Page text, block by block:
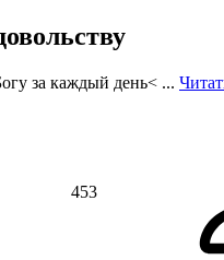
за каждый день< ...
453